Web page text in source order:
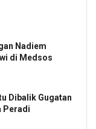
Nadiem
di Medsos
Dibalik Gugatan
Peradi